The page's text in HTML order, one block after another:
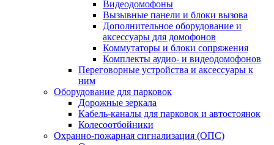
Видеодомофоны
Вызывные панели и блоки вызова
Дополнительное оборудование и
аксессуары для домофонов
Коммутаторы и блоки сопряжения
Комплекты аудио- и видеодомофонов
Переговорные устройства и аксессуары к
ним
Оборудование для парковок
Дорожные зеркала
Кабель-каналы для парковок и автостоянок
Колесоотбойники
Охранно-пожарная сигнализация (ОПС)